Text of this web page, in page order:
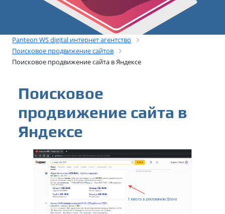
Panteon WS digital интернет агентство
Поисковое продвижение сайтов
Поисковое продвижение сайта в Яндексе
Поисковое
продвижение сайта в
Яндексе